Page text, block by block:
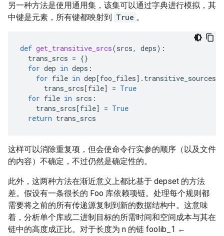
另一种方法是使用通用集，该集可以通过字典进行模拟，其
中键是元素，所有键都映射到 True 。
def get_transitive_srcs(srcs, deps):
trans_srcs = {}
for dep in deps :
for file in dep[foo_files] . transitive_sources
trans_srcs[file] = True
for file in srcs :
trans_srcs[file] = True
return trans_srcs
这样可以消除重复项，但会使命令行实参的顺序（以及文件
的内容）不确定，不过仍然是确定性的。
此外，这两种方法在渐近意义上都比基于 depset 的方法
差。假设有一条很长的 Foo 库依赖项链。处理每个规则都
需要将之前的所有传递源复制到新的数据结构中。这意味
着，分析单个库或二进制目标的所需时间和空间成本与其在
链中的高度成正比。对于长度为 n 的链 foolib_1 ←